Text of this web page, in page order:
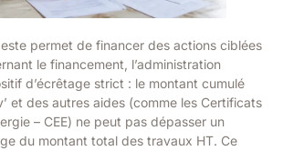
permet de financer des actions ciblées
le financement, l’administration
d’écrêtage strict : le montant cumulé
et des autres aides (comme les Certificats
– CEE) ne peut pas dépasser un
du montant total des travaux HT. Ce